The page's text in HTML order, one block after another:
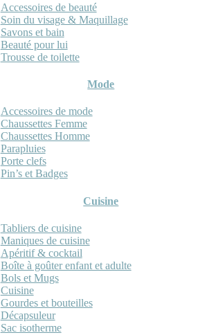
Accessoires de beauté
Soin du visage & Maquillage
Savons et bain
Beauté pour lui
Trousse de toilette
Mode
Accessoires de mode
Chaussettes Femme
Chaussettes Homme
Parapluies
Porte clefs
Pin’s et Badges
Cuisine
Tabliers de cuisine
Maniques de cuisine
Apéritif & cocktail
Boîte à goûter enfant et adulte
Bols et Mugs
Cuisine
Gourdes et bouteilles
Décapsuleur
Sac isotherme